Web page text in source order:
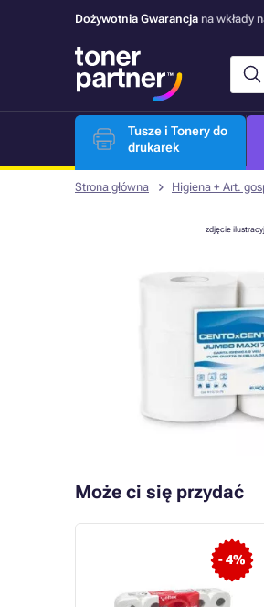
Dożywotnia Gwarancja na wkłady
Tusze i Tonery do
drukarek
Strona główna Higiena + Art.
zdjęcie
Może ci się przydać
- 4%